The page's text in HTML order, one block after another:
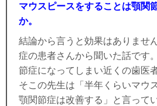
マウスピースをすることは顎関
か。
結論から言うと効果はありませ
症の患者さんから聞いた話です
節症になってしまい近くの歯医
そこの先生は「半年くらいマウ
顎関節症は改善する」と言って